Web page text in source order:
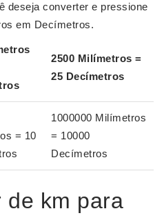
deseja converter e pressione
em Decímetros.
2500 Milímetros =
25 Decímetros
= 10
1000000 Milímetros
= 10000
Decímetros
de km para